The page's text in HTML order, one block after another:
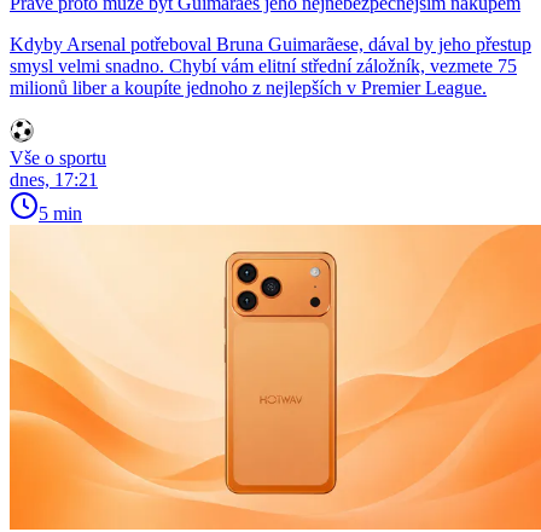
Kdyby Arsenal potřeboval Bruna Guimarãese, dával by jeho přestup
smysl velmi snadno. Chybí vám elitní střední záložník, vezmete 75
milionů liber a koupíte jednoho z nejlepších v Premier League.
Vše o sportu
dnes, 17:21
5 min